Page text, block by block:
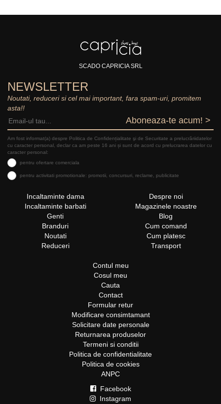
SCADO CAPRICIA SRL
NEWSLETTER
Noutati, reduceri si cel mai important, fara spam-uri, promitem
asta!!
Aboneaza-te acum! >
Am fost informat(a) despre Politica de Confidențialitate şi de Securitate a prelucrăriidatelor
cu caracter personal, declar ca am peste 16 ani și sunt de acord cu prelucrarea datelor cu
caracter personal:
pentru ofertare comerciala
pentru activitati promotionale: promotii, concursuri, reclame, publicitate
Incaltaminte dama
Incaltaminte barbati
Genti
Branduri
Noutati
Reduceri
Despre noi
Magazinele noastre
Blog
Cum comand
Cum platesc
Transport
Contul meu
Cosul meu
Cauta
Contact
Formular retur
Modificare consimtamant
Solicitare date personale
Returnarea produselor
Termeni si conditii
Politica de confidentialitate
Politica de cookies
ANPC
Facebook
Instagram